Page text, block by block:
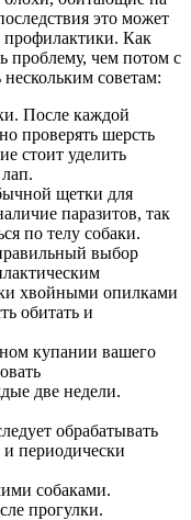
это может
профилактики. Как
проблему, чем потом с
нескольким советам:
После каждой
проверять шерсть
стоит уделить
щетки для
паразитов, так
по телу собаки.
выбор
хвойными опилками
обитать и
купании вашего
две недели.
обрабатывать
периодически
собаками.
прогулки.